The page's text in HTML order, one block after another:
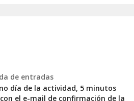
- Anchoa de l'Escala con una
de entradas
día de la actividad, 5 minutos
el e-mail de confirmación de la